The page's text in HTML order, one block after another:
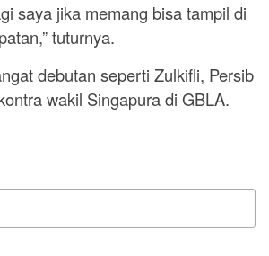
saya jika memang bisa tampil di
tuturnya.
debutan seperti Zulkifli, Persib
wakil Singapura di GBLA.